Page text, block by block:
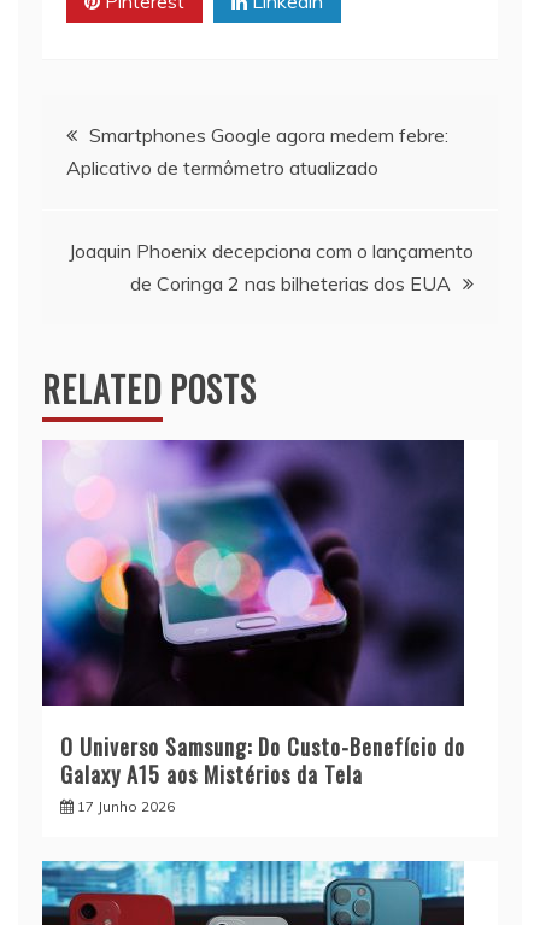
Navegação
de
artigos
Smartphones Google agora medem febre:
Aplicativo de termômetro atualizado
Joaquin Phoenix decepciona com o lançamento
de Coringa 2 nas bilheterias dos EUA
RELATED POSTS
O Universo Samsung: Do Custo-Benefício do
Galaxy A15 aos Mistérios da Tela
17 Junho 2026